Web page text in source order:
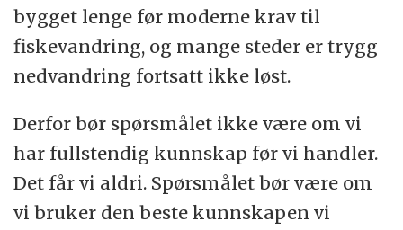
bygget lenge før moderne krav til
fiskevandring, og mange steder er trygg
nedvandring fortsatt ikke løst.
Derfor bør spørsmålet ikke være om vi
har fullstendig kunnskap før vi handler.
Det får vi aldri. Spørsmålet bør være om
vi bruker den beste kunnskapen vi